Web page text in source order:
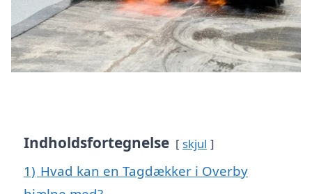
Indholdsfortegnelse skjul
1) Hvad kan en Tagdækker i Overby